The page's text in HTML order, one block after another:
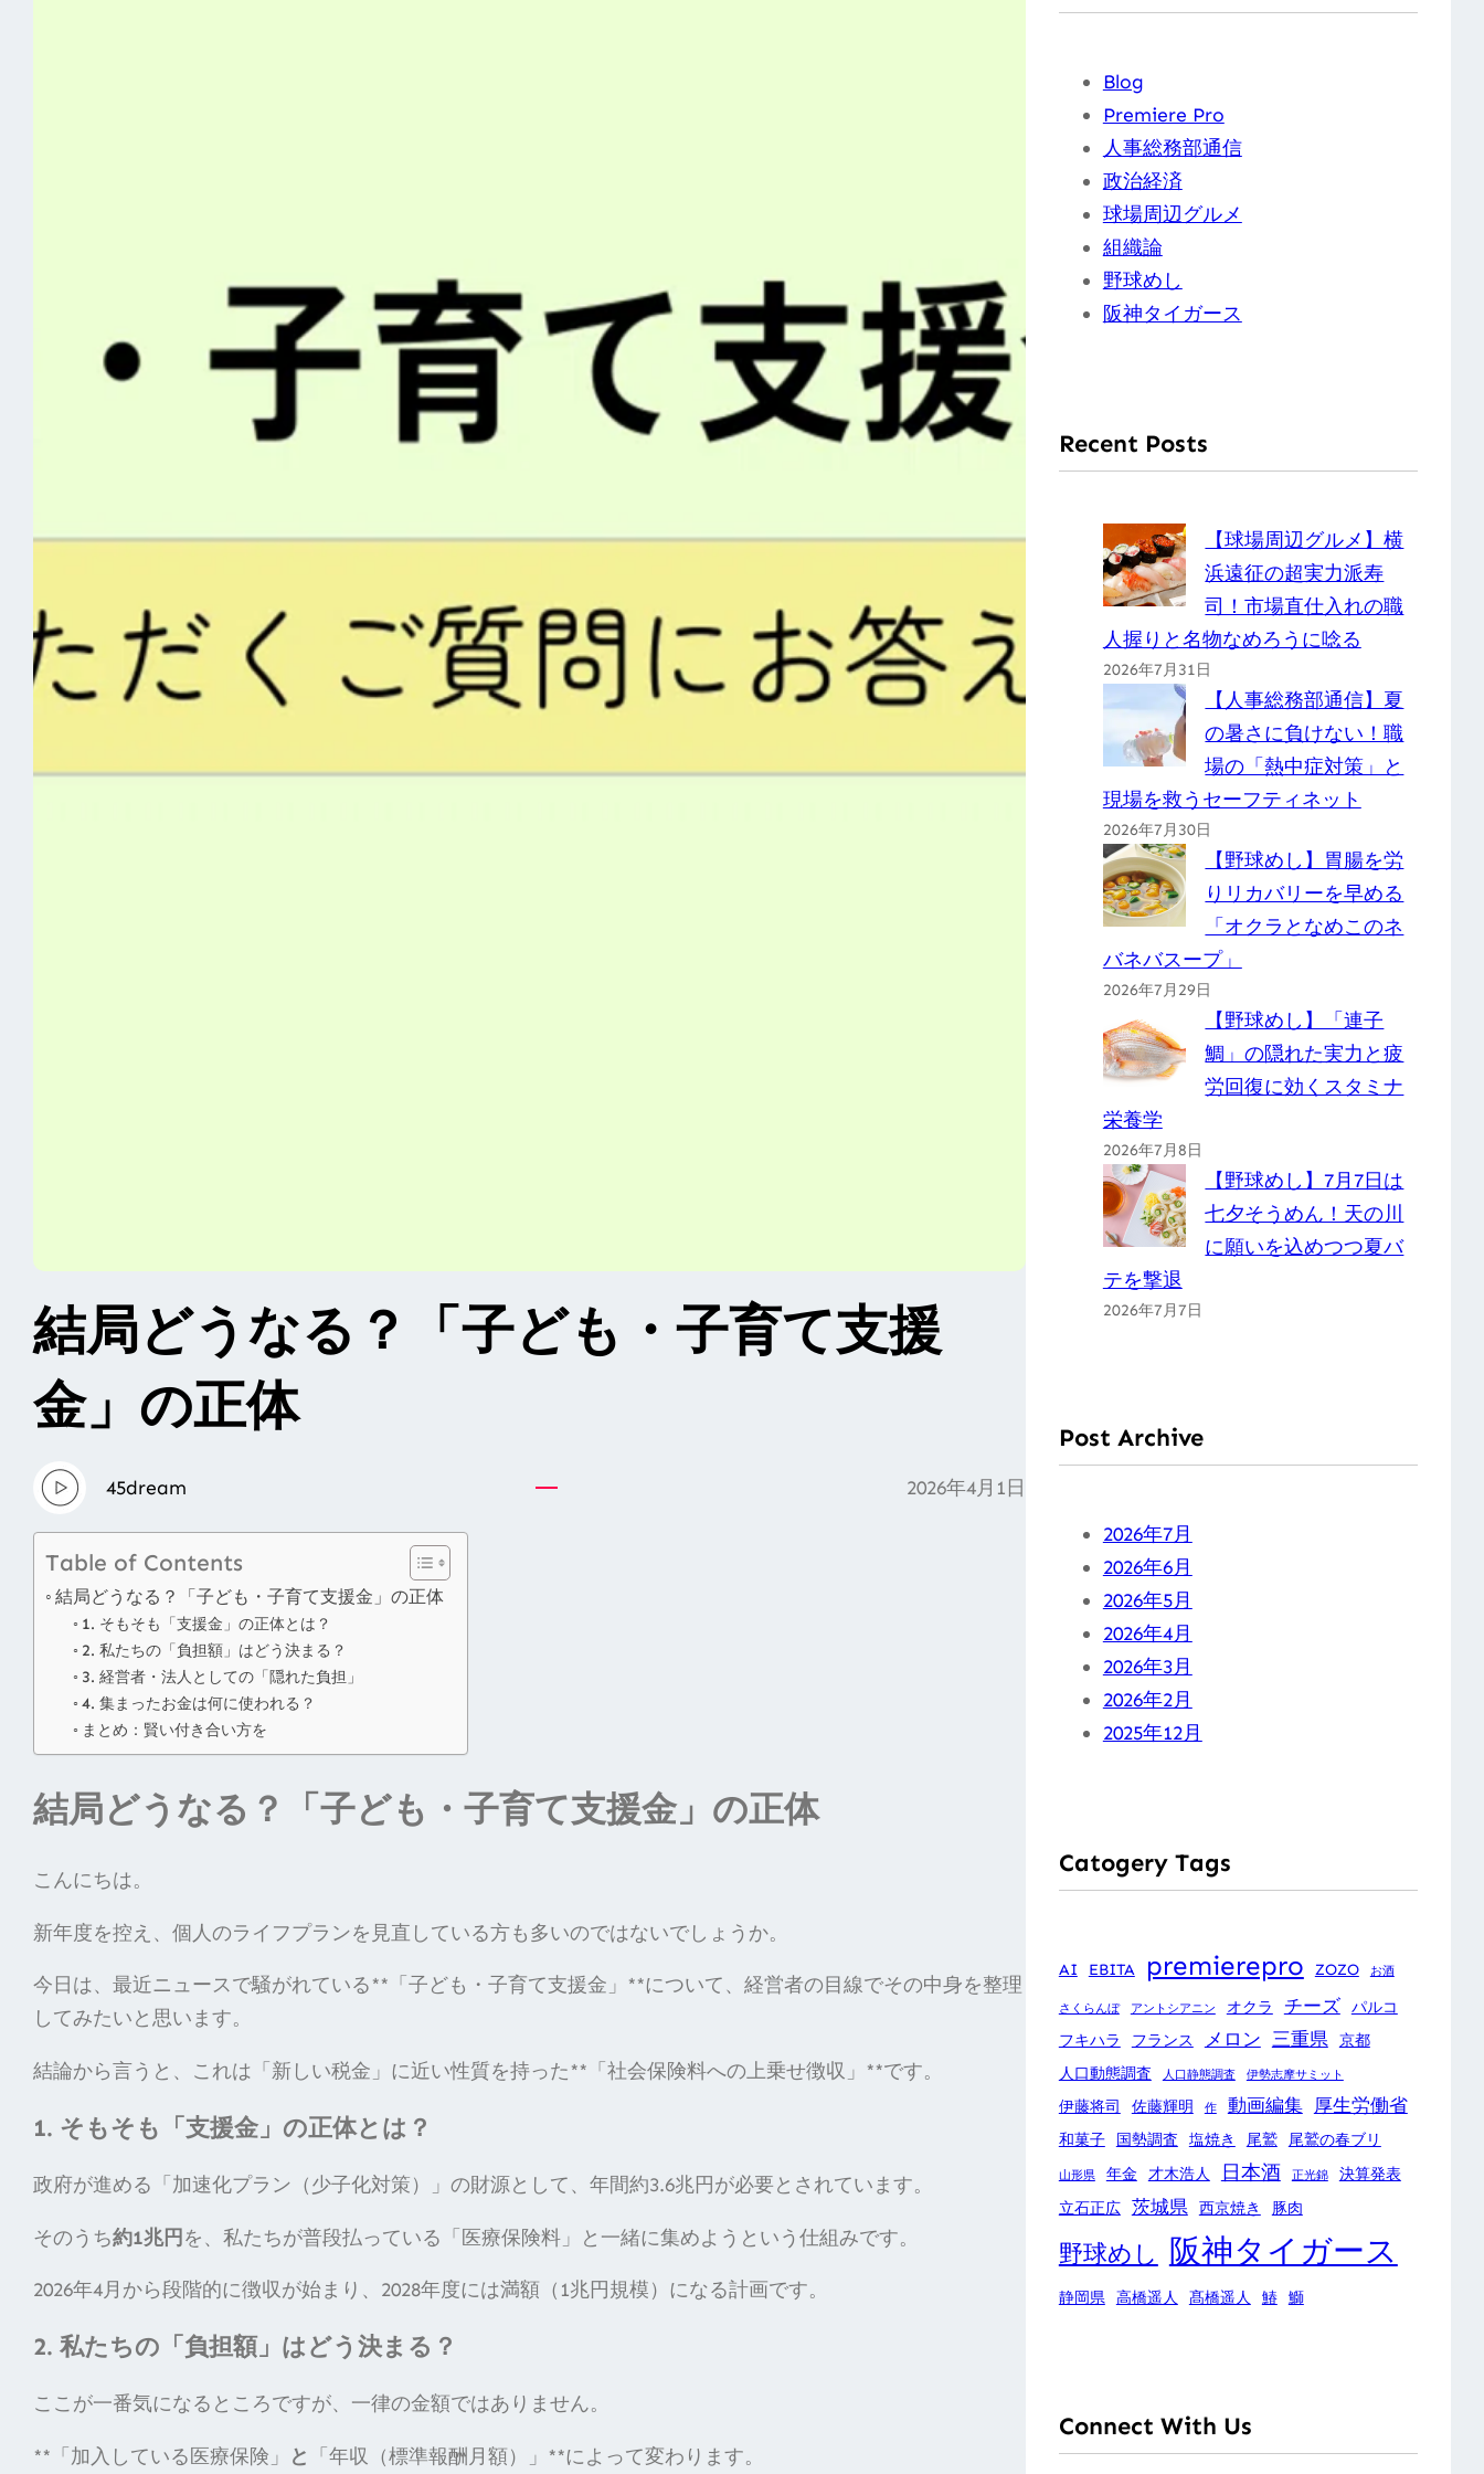
結局どうなる？「子ども・子育て支援
金」の正体
45dream 2026年4月1日
Table of Contents
結局どうなる？「子ども・子育て支援金」の正体
1. そもそも「支援金」の正体とは？
2. 私たちの「負担額」はどう決まる？
3. 経営者・法人としての「隠れた負担」
4. 集まったお金は何に使われる？
まとめ：賢い付き合い方を
結局どうなる？「子ども・子育て支援金」の正体
こんにちは。
新年度を控え、個人のライフプランを見直している方も多いのではないでしょうか。
今日は、最近ニュースで騒がれている**「子ども・子育て支援金」**について、経営者の目線でその中身を整理
してみたいと思います。
結論から言うと、これは「新しい税金」に近い性質を持った**「社会保険料への上乗せ徴収」**です。
1. そもそも「支援金」の正体とは？
政府が進める「加速化プラン（少子化対策）」の財源として、年間約3.6兆円が必要とされています。
そのうち約1兆円を、私たちが普段払っている「医療保険料」と一緒に集めようという仕組みです。
2026年4月から段階的に徴収が始まり、2028年度には満額（1兆円規模）になる計画です。
2. 私たちの「負担額」はどう決まる？
ここが一番気になるところですが、一律の金額ではありません。
**「加入している医療保険」 と 「年収（標準報酬月額）」**によって変わります。
Blog
Premiere Pro
人事総務部通信
政治経済
球場周辺グルメ
組織論
野球めし
阪神タイガース
Recent Posts
【球場周辺グルメ】横
浜遠征の超実力派寿
司！市場直仕入れの職
人握りと名物なめろうに唸る
2026年7月31日
【人事総務部通信】夏
の暑さに負けない！職
場の「熱中症対策」と
現場を救うセーフティネット
2026年7月30日
【野球めし】胃腸を労
りリカバリーを早める
「オクラとなめこのネ
バネバスープ」
2026年7月29日
【野球めし】「連子
鯛」の隠れた実力と疲
労回復に効くスタミナ
栄養学
2026年7月8日
【野球めし】7月7日は
七夕そうめん！天の川
に願いを込めつつ夏バ
テを撃退
2026年7月7日
Post Archive
2026年7月
2026年6月
2026年5月
2026年4月
2026年3月
2026年2月
2025年12月
Catogery Tags
AI EBITA premierepro ZOZO お酒
さくらんぼ アントシアニン オクラ チーズ パルコ
フキハラ
フランス メロン 三重県
京都
人口動態調査
人口静態調査 伊勢志摩サミット
伊藤将司 佐藤輝明 作 動画編集 厚生労働省
和菓子 国勢調査 塩焼き 尾鷲 尾鷲の春ブリ
山形県 年金 才木浩人 日本酒 正光錦
決算発表
立石正広 茨城県 西京焼き 豚肉
野球めし 阪神タイガース
静岡県 高橋遥人 髙橋遥人 鰆 鰤
Connect With Us